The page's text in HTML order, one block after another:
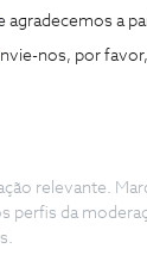
agradecemos a
nos, por favor,
relevante.
perfis da